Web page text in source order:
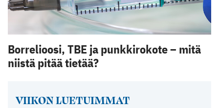
VIIKON LUETUIMMAT
Borrelioosi, TBE ja punkkirokote – mitä
niistä pitää tietää?